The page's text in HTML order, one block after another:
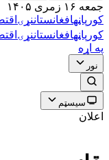
جمعه ۱۶ زمری ۱۴۰۵
کورپاڼهافغانستاننړۍ
کورپاڼهافغانستاننړۍ
په اړه
نور
سیسټم
اعلان